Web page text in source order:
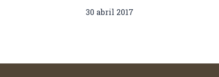
30 abril 2017